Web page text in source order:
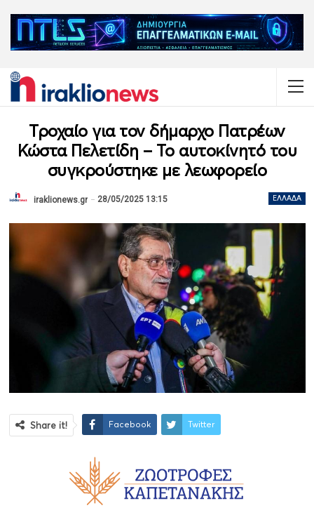
Τροχαίο για τον δήμαρχο Πατρέων
Κώστα Πελετίδη – Το αυτοκίνητό του
συγκρούστηκε με λεωφορείο
ΕΛΛΆΔΑ
iraklionews.gr 28/05/2025 13:15
Share it! Facebook Twitter